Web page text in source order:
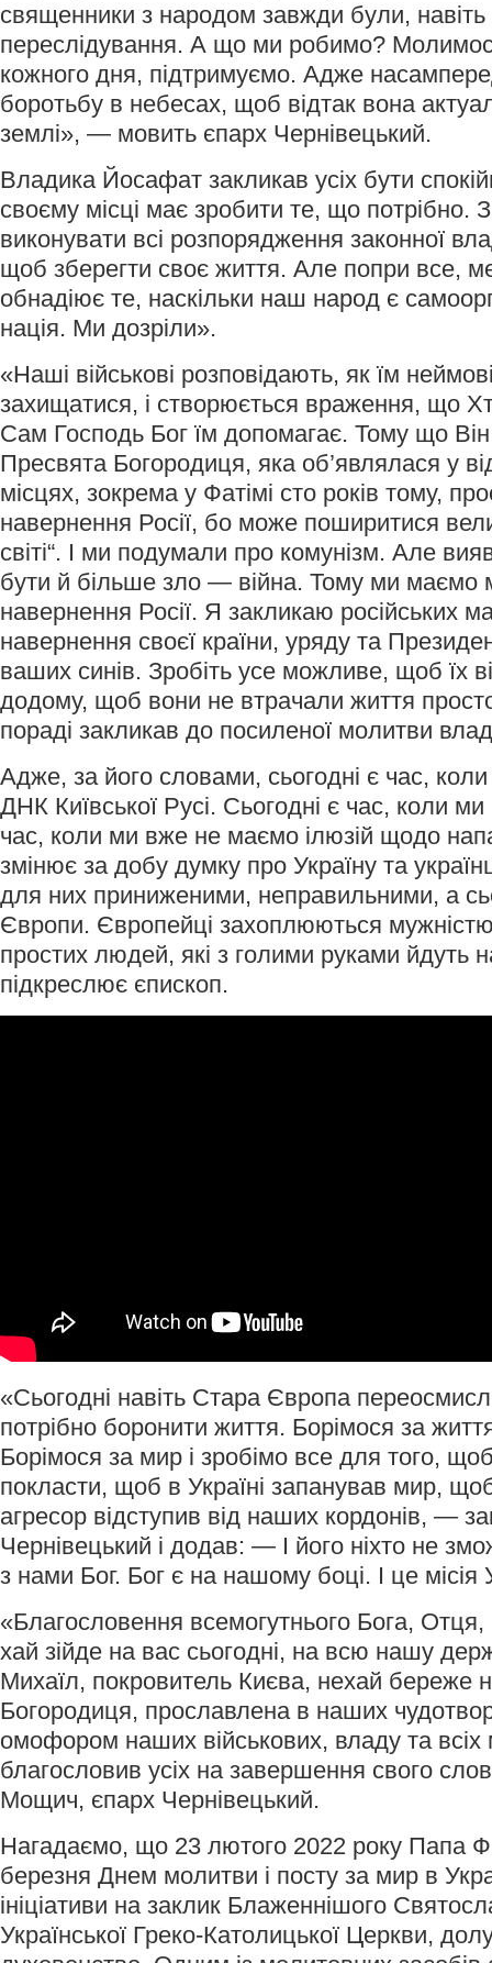
священники з народом завжди були, навіть
переслідування. А що ми робимо?
кожного дня, підтримуємо. Адже
боротьбу в небесах, щоб відтак вона
землі», — мовить єпарх Чернівецький.
Владика Йосафат закликав усіх бути
своєму місці має зробити те, що потрібно.
виконувати всі розпорядження законної
щоб зберегти своє життя. Але попри все,
обнадіює те, наскільки наш народ є
нація. Ми дозріли».
«Наші військові розповідають, як їм
захищатися, і створюється враження, що
Сам Господь Бог їм допомагає. Тому що
Пресвята Богородиця, яка об’являлася у
місцях, зокрема у Фатімі сто років тому,
навернення Росії, бо може поширитися
світі“. І ми подумали про комунізм. Але
бути й більше зло — війна. Тому ми маємо
навернення Росії. Я закликаю російських
навернення своєї країни, уряду та
ваших синів. Зробіть усе можливе, щоб їх
додому, щоб вони не втрачали життя
пораді закликав до посиленої молитви
Адже, за його словами, сьогодні є час,
ДНК Київської Русі. Сьогодні є час, коли
час, коли ми вже не маємо ілюзій щодо
змінює за добу думку про Україну та
для них приниженими, неправильними, а
Європи. Європейці захоплюються
простих людей, які з голими руками йдуть
підкреслює єпископ.
«Сьогодні навіть Стара Європа
потрібно боронити життя. Борімося за
Борімося за мир і зробімо все для того,
покласти, щоб в Україні запанував мир,
агресор відступив від наших кордонів, —
Чернівецький і додав: — І його ніхто не
з нами Бог. Бог є на нашому боці. І це місія
«Благословення всемогутнього Бога, Отця,
хай зійде на вас сьогодні, на всю нашу
Михаїл, покровитель Києва, нехай береже
Богородиця, прославлена в наших
омофором наших військових, владу та
благословив усіх на завершення свого
Мощич, єпарх Чернівецький.
Нагадаємо, що 23 лютого 2022 року Папа
березня Днем молитви і посту за мир в
ініціативи на заклик Блаженнішого
Української Греко-Католицької Церкви,